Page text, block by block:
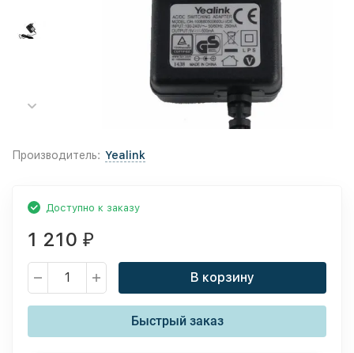
Производитель: Yealink
Доступно к заказу
1 210 ₽
В корзину
Быстрый заказ